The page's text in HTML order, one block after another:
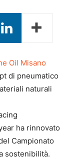
Oil Misano
di pneumatico
naturali
ha rinnovato
Campionato
sostenibilità.